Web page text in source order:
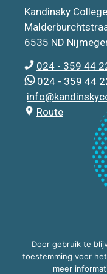
Kandinsky College
6535 ND
024 - 359 44
024 - 359 44
Route
Door gebruik te
toestemming voor
meer